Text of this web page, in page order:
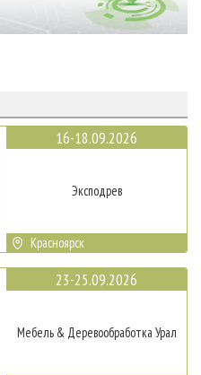
16-18.09.2026
Эксподрев
Красноярск
23-25.09.2026
Мебель & Деревообработка Урал